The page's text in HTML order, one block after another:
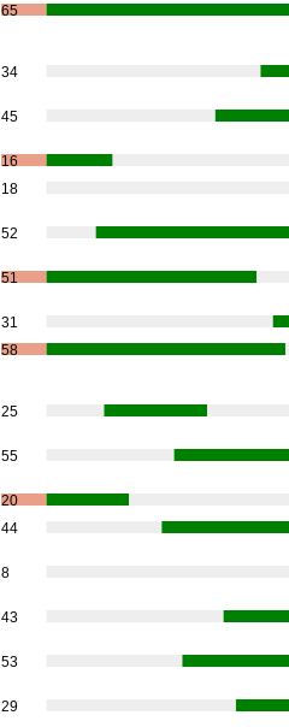
65
34
45
16
18
52
51
31
58
25
55
20
44
8
43
53
29